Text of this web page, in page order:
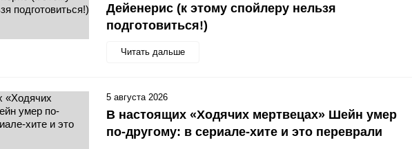
Дейенерис (к этому спойлеру нельзя
подготовиться!)
Читать дальше
В настоящих «Ходячих мертвецах» Шейн умер
по-другому: в сериале-хите и это переврали
5 августа 2026